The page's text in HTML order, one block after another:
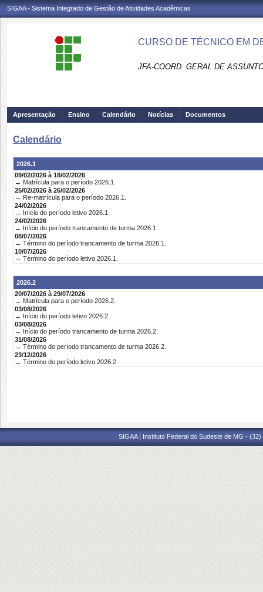
SIGAA - Sistema Integrado de Gestão de Atividades Acadêmicas
CURSO DE TÉCNICO EM
JFA-COORD. GERAL DE
Apresentação Ensino Calendário Notícias Documentos
Calendário
2026.1
09/02/2026 à 18/02/2026
→ Matrícula para o período 2026.1.
25/02/2026 à 26/02/2026
→ Re-matrícula para o período 2026.1.
24/02/2026
→ Início do período letivo 2026.1.
24/02/2026
→ Início do período trancamento de turma 2026.1.
08/07/2026
→ Término do período trancamento de turma 2026.1.
10/07/2026
→ Término do período letivo 2026.1.
2026.2
20/07/2026 à 29/07/2026
→ Matrícula para o período 2026.2.
03/08/2026
→ Início do período letivo 2026.2.
03/08/2026
→ Início do período trancamento de turma 2026.2.
31/08/2026
→ Término do período trancamento de turma 2026.2.
23/12/2026
→ Término do período letivo 2026.2.
SIGAA | Instituto Federal do Sudeste de MG -